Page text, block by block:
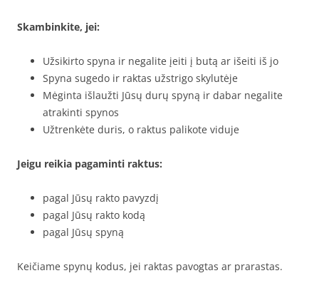
Skambinkite, jei:
Užsikirto spyna ir negalite įeiti į butą ar išeiti iš jo
Spyna sugedo ir raktas užstrigo skylutėje
Mėginta išlaužti Jūsų durų spyną ir dabar negalite
atrakinti spynos
Užtrenkėte duris, o raktus palikote viduje
Jeigu reikia pagaminti raktus:
pagal Jūsų rakto pavyzdį
pagal Jūsų rakto kodą
pagal Jūsų spyną
Keičiame spynų kodus, jei raktas pavogtas ar prarastas.